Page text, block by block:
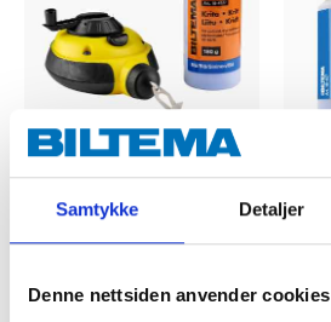
Samtykke Detaljer
Denne nettsiden anvender cookies
6990
Krittsnor, 30 m
32
Kritt